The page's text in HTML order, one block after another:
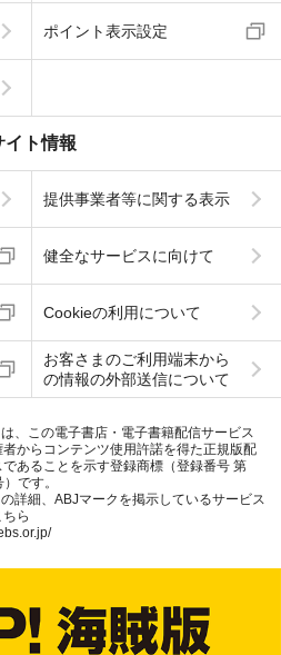
ポイント表示設定
イト情報
提供事業者等に関する表示
健全なサービスに向けて
Cookieの利用について
お客さまのご利用端末から
の情報の外部送信について
、この電子書店・電子書籍配信サービス
者からコンテンツ使用許諾を得た正規版配
あることを示す登録商標（登録番号 第
です。
詳細、ABJマークを掲示しているサービス
ら